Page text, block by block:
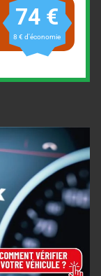
74 €
8 € d'économie